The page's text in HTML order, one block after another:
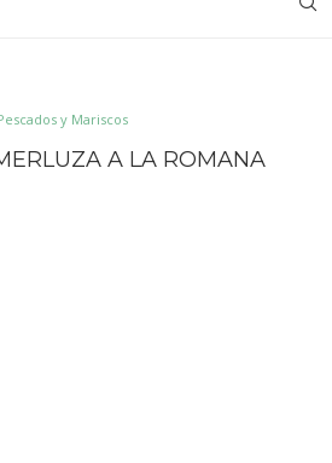
y Mariscos
A LA ROMANA